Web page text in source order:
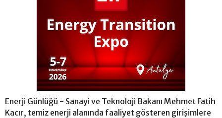
Enerji Günlüğü - Sanayi ve Teknoloji Bakanı Mehmet Fatih
Kacır, temiz enerji alanında faaliyet gösteren girişimlere